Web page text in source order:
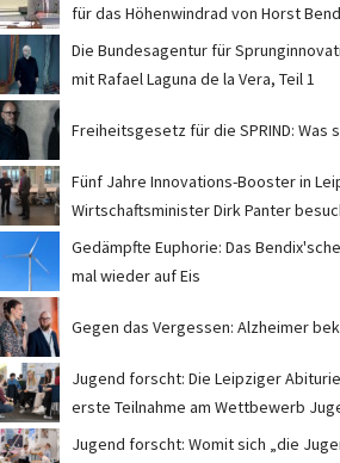
für das Höhenwindrad von Horst
Die Bundesagentur für
mit Rafael Laguna de la Vera, Teil 1
Freiheitsgesetz für die SPRIND: Was
Fünf Jahre Innovations-Booster in
Wirtschaftsminister Dirk Panter
Gedämpfte Euphorie: Das
mal wieder auf Eis
Gegen das Vergessen: Alzheimer
Jugend forscht: Die Leipziger
erste Teilnahme am Wettbewerb
Jugend forscht: Womit sich „die